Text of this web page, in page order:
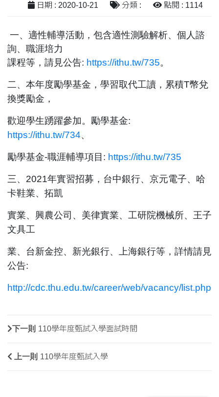
日期 : 2020-10-21 分類 : 點閱 : 1114
一、適性輔導活動，包含適性測驗解析、個人諮
詢、職涯培力
課程等，請見公告: https://ithu.tw/735。
二、本年度勵學基金，學習取代工讀，累積T幣兌
換獎勵金，
歡迎學生踴躍參加。勵學基金:
https://ithu.tw/734、
勵學基金-職涯輔導項目 : https://ithu.tw/735
三、 2021年實習招募，台中銀行、京元電子、哈
卡鞋業、拓凱
實業、興農公司、美律實業、工研院機械所、王子
文具工
業、台新金控、新光銀行、上海銀行等，詳情請見
公告:
http://cdc.thu.edu.tw/career/web/vacancy/list.php
下一則 110學年度甄試入學面試時間
上一則 110學年度甄試入學